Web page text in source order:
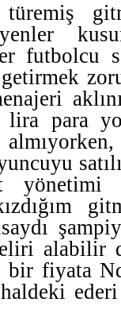
türemiş
futbolcu
lira para
yönetimi
alabilir
bir fiyata